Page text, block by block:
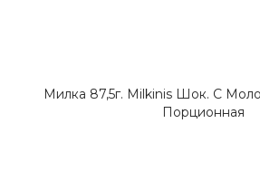
Милка 87,5г. Milkinis Шок. С
Порционная